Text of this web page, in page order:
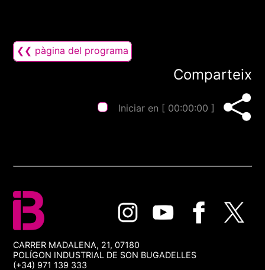
❮❮ pàgina del programa
Comparteix
Iniciar en [ 00:00:00 ]
CARRER MADALENA, 21, 07180
POLÍGON INDUSTRIAL DE SON BUGADELLES
(+34) 971 139 333